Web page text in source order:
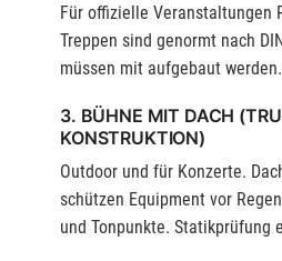
Für offizielle Veranstaltungen
Treppen sind genormt nach
müssen mit aufgebaut werden.
3. BÜHNE MIT DACH
KONSTRUKTION)
Outdoor und für Konzerte.
schützen Equipment vor
und Tonpunkte. Statikprüfung